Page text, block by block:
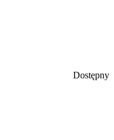
Dostępny